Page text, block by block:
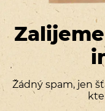
Žádný spam, jen